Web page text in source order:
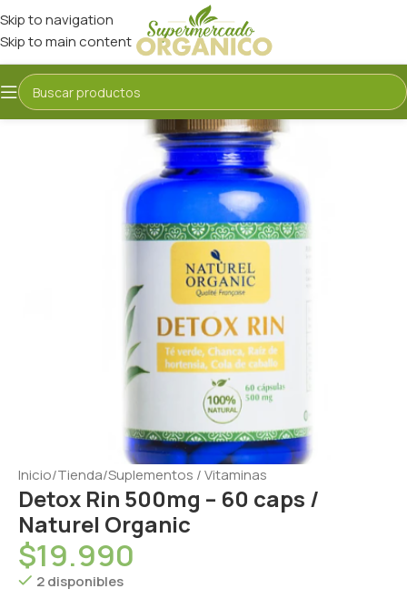
Skip to navigation
Skip to main content
Inicio/Tienda/Suplementos / Vitaminas
Detox Rin 500mg – 60 caps /
Naturel Organic
$19.990
2 disponibles